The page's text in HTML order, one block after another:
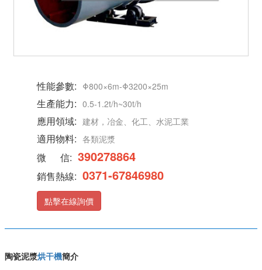
性能參數: Φ800×6m-Φ3200×25m
生產能力: 0.5-1.2t/h~30t/h
應用領域: 建材，冶金、化工、水泥工業
適用物料: 各類泥漿
微 信: 390278864
銷售熱線: 0371-67846980
點擊在線詢價
陶瓷泥漿烘干機簡介